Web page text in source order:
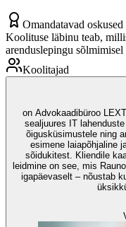
Omandatavad oskused
Koolituse läbinu teab,
arenduslepingu
Koolitajad
on Advokaadibüroo
sealjuures IT
õigusküsimustele ning
esimene laiapõhjaline
sõidukitest. Kliendile
leidmine on see, mis
igapäevaselt – nõustab